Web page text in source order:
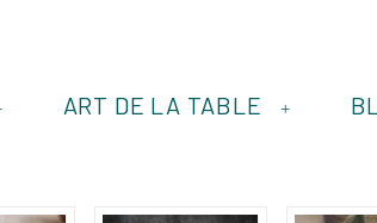
+
ART DE LA TABLE